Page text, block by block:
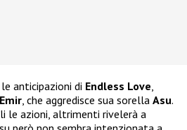
anticipazioni di Endless Love,
Emir, che aggredisce sua sorella Asu.
le azioni, altrimenti rivelerà a